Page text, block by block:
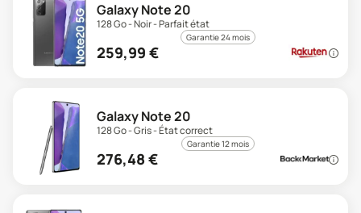
Galaxy Note 20
128 Go - Noir - Parfait état
Garantie 24 mois
259,99 €
Galaxy Note 20
128 Go - Gris - État correct
Garantie 12 mois
276,48 €